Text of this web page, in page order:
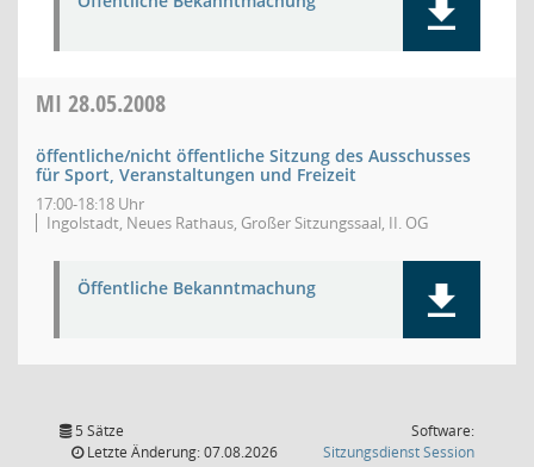
MI 28.05.2008
öffentliche/nicht öffentliche Sitzung des Ausschusses
für Sport, Veranstaltungen und Freizeit
17:00-18:18 Uhr
Ingolstadt, Neues Rathaus, Großer Sitzungssaal, II. OG
Öffentliche Bekanntmachung
5 Sätze
Letzte Änderung: 07.08.2026
Software:
SitzungsdienstSession(Wird in